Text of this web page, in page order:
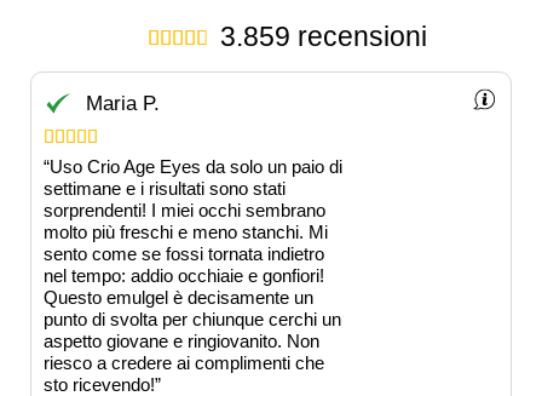
 3.859 recensioni
Maria P.
    
“Uso Crio Age Eyes da solo un paio di
settimane e i risultati sono stati
sorprendenti! I miei occhi sembrano
molto più freschi e meno stanchi. Mi
sento come se fossi tornata indietro
nel tempo: addio occhiaie e gonfiori!
Questo emulgel è decisamente un
punto di svolta per chiunque cerchi un
aspetto giovane e ringiovanito. Non
riesco a credere ai complimenti che
sto ricevendo!”